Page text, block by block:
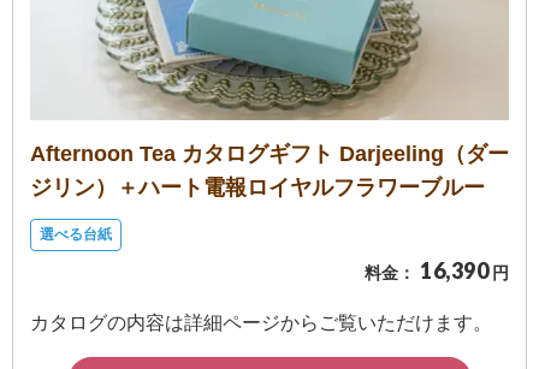
電
報-
Tips
や
Afternoon Tea カタログギフト Darjeeling（ダー
ジリン）＋ハート電報ロイヤルフラワーブルー
選べる台紙
料金： 16,390 円
カタログの内容は詳細ページからご覧いただけます。